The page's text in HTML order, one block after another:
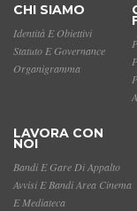
CHI SIAMO
Identità E Obiettivi
Statuto E Governance
Organigramma
LAVORA CON
NOI
Bandi E Gare Di Appalto
Avvisi E Bandi Area Cinema
E Mediateca